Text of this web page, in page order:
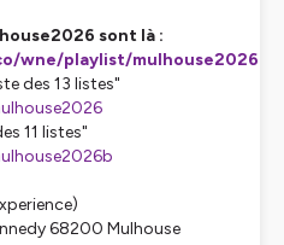
sont là :
wne/playlist/mulhouse2026
des 13 listes"
11 listes"
68200 Mulhouse